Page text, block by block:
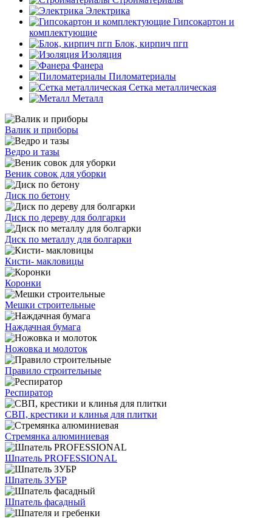
Электрика
Гипсокартон и
комплектующие
Блок, кирпич пгп
Изоляция
Фанера
Пиломатериалы
Сетка металлическая
Металл
Валик и приборы
Ведро и тазы
Веник совок для уборки
Диск по бетону
Диск по дереву для болгарки
Диск по металлу для болгарки
Кисти- макловицы
Коронки
Мешки строительные
Наждачная бумага
Ножовка и молоток
Правило строительные
Респиратор
СВП, крестики и клинья для плитки
Стремянка алюминиевая
Шпатель PROFESSIONAL
Шпатель ЗУБР
Шпатель фасадный